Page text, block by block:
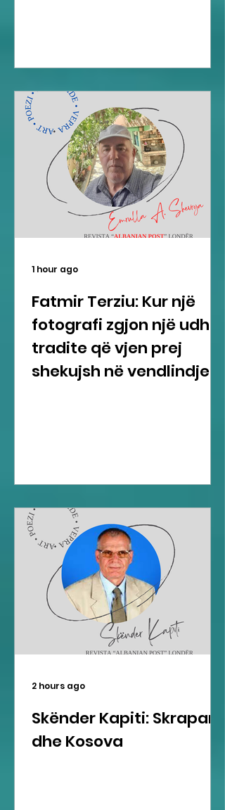
Fatmir Terziu: Kur një
fotografi zgjon një udhë
tradite që vjen prej
shekujsh në vendlindje
1 hour ago
Skënder Kapiti: Skrapari
dhe Kosova
2 hours ago